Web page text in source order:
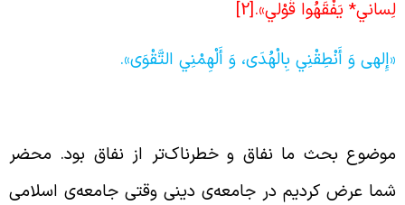
يَفْقَهُوا قَوْلي‏‏».[2]
وَ أَنْطِقْنِي بِالْهُدَى، وَ أَلْهِمْنِي التَّقْوَى».
بحث ما نفاق و خطرناک‌تر از نفاق بود. محضر
عرض کردیم در جامعه‌ی دینی وقتی جامعه‌ی اسلامی